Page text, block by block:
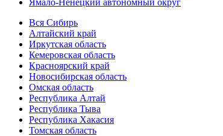
Ямало-Ненецкий автономный округ
Вся Сибирь
Алтайский край
Иркутская область
Кемеровская область
Красноярский край
Новосибирская область
Омская область
Республика Алтай
Республика Тыва
Республика Хакасия
Томская область